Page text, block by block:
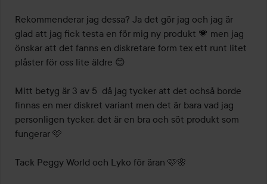
Rekommenderar jag dessa? Ja det gör jag och jag är
glad att jag fick testa en för mig ny produkt 💗 men jag
önskar att det fanns en diskretare form tex ett runt litet
plåster för oss lite äldre 😊
Mitt betyg är 3 av 5  då jag tycker att det ochså borde
finnas en mer diskret variant men det är bara vad jag
personligen tycker, det är en bra och söt produkt som
fungerar 🩷
Tack Peggy World och Lyko för äran 🩷🌸